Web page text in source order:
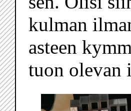
kulman
asteen
tuon olevan